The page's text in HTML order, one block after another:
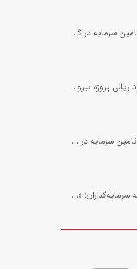
تامین مالی جمعی طرح تامین سرمایه در گردش جهت تولید جک‌های بالابر واگن مترو
تأمین مالی ۵۰ هزار میلیارد ریالی پروژه نیروگاه صبا دهلران با نقش‌آفرینی تأمین سرمایه بانک ملت تکمیل شد
تامین مالی جمعی طرح "تامین سرمایه در گردش خرید لعاب اوپک جهت تولید کاشی و سرامیک"
بازگشت طلا به کانون توجه سرمایه‌گذاران؛ «زرین ملت» در صدر بازدهی یک‌ماهه صندوق‌های طلا